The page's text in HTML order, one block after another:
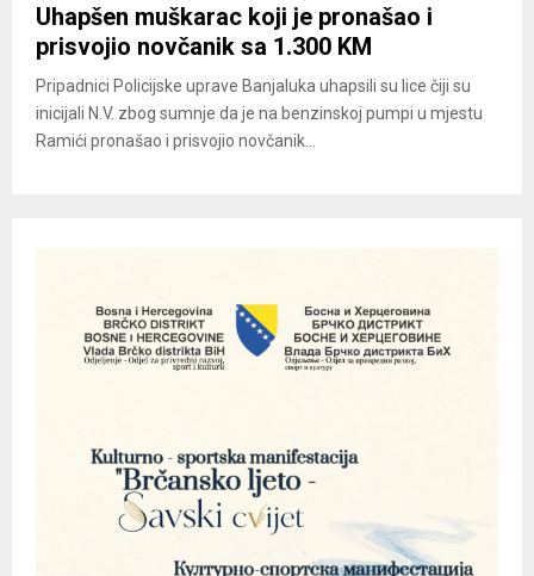
Uhapšen muškarac koji je pronašao i
prisvojio novčanik sa 1.300 KM
Pripadnici Policijske uprave Banjaluka uhapsili su lice čiji su
inicijali N.V. zbog sumnje da je na benzinskoj pumpi u mjestu
Ramići pronašao i prisvojio novčanik...